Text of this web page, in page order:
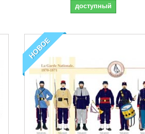
доступный
НОВОЕ